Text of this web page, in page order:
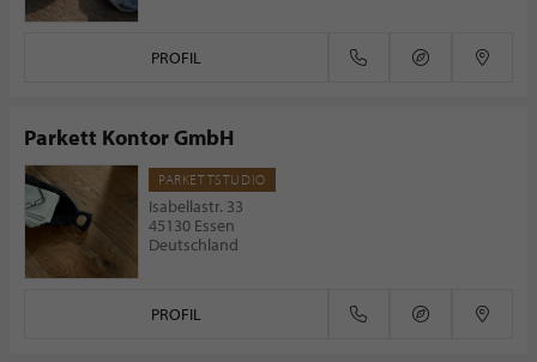
PROFIL
Parkett Kontor GmbH
PARKETTSTUDIO
Isabellastr. 33
45130 Essen
Deutschland
PROFIL